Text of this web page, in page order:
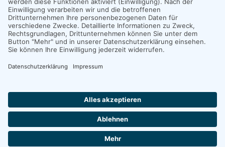
Andernach e.V. - Alle Rechte vorbehalten, powered by
IMPRESSUM COOKIES
♿